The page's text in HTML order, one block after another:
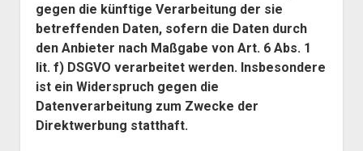
gegen die künftige Verarbeitung der sie
betreffenden Daten, sofern die Daten durch
den Anbieter nach Maßgabe von Art. 6 Abs. 1
lit. f) DSGVO verarbeitet werden. Insbesondere
ist ein Widerspruch gegen die
Datenverarbeitung zum Zwecke der
Direktwerbung statthaft.